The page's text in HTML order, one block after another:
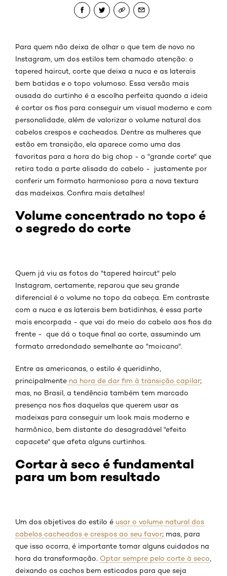
Para quem não deixa de olhar o que tem de novo no
Instagram, um dos estilos tem chamado atenção: o
tapered haircut, corte que deixa a nuca e as laterais
bem batidas e o topo volumoso. Essa versão mais
ousada do curtinho é a escolha perfeita quando a ideia
é cortar os fios para conseguir um visual moderno e com
personalidade, além de valorizar o volume natural dos
cabelos crespos e cacheados. Dentre as mulheres que
estão em transição, ela aparece como uma das
favoritas para a hora do big chop - o "grande corte" que
retira toda a parte alisada do cabelo - justamente por
conferir um formato harmonioso para a nova textura
das madeixas. Confira mais detalhes!
Volume concentrado no topo é
o segredo do corte
Quem já viu as fotos do "tapered haircut" pelo
Instagram, certamente, reparou que seu grande
diferencial é o volume no topo da cabeça. Em contraste
com a nuca e as laterais bem batidinhas, é essa parte
mais encorpada - que vai do meio do cabelo aos fios da
frente - que dá o toque final ao corte, assumindo um
formato arredondado semelhante ao "moicano".
Entre as americanas, o estilo é queridinho,
principalmente na hora de dar fim à transição capilar;
mas, no Brasil, a tendência também tem marcado
presença nos fios daquelas que querem usar as
madeixas para conseguir um look mais moderno e
harmônico, bem distante do desagradável "efeito
capacete" que afeta alguns curtinhos.
Cortar à seco é fundamental
para um bom resultado
Um dos objetivos do estilo é usar o volume natural dos
cabelos cacheados e crespos ao seu favor; mas, para
que isso ocorra, é importante tomar alguns cuidados na
hora da transformação. Optar sempre pelo corte à seco
deixando os cachos bem esticados para que seja